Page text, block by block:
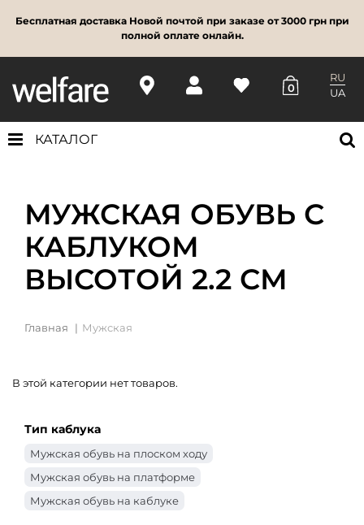
Бесплатная доставка Новой почтой при заказе от 3000 грн при
полной оплате онлайн.
0
RU
UA
КАТАЛОГ
МУЖСКАЯ ОБУВЬ С
КАБЛУКОМ
ВЫСОТОЙ 2.2 СМ
Главная Мужская
В этой категории нет товаров.
Тип каблука
Мужская обувь на плоском ходу
Мужская обувь на платформе
Мужская обувь на каблуке